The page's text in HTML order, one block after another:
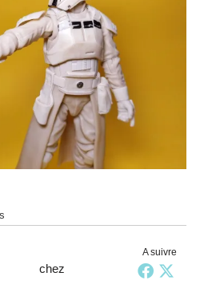
A suivre